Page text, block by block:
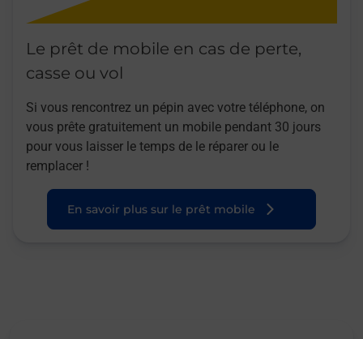
Le prêt de mobile en cas de perte,
casse ou vol
Si vous rencontrez un pépin avec votre téléphone, on
vous prête gratuitement un mobile pendant 30 jours
pour vous laisser le temps de le réparer ou le
remplacer !
En savoir plus sur le prêt mobile